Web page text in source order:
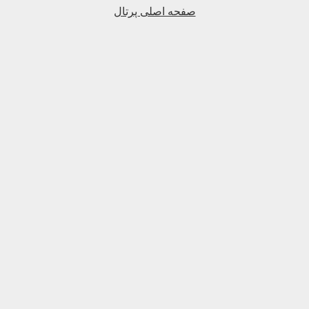
صفحه اصلی پرتال